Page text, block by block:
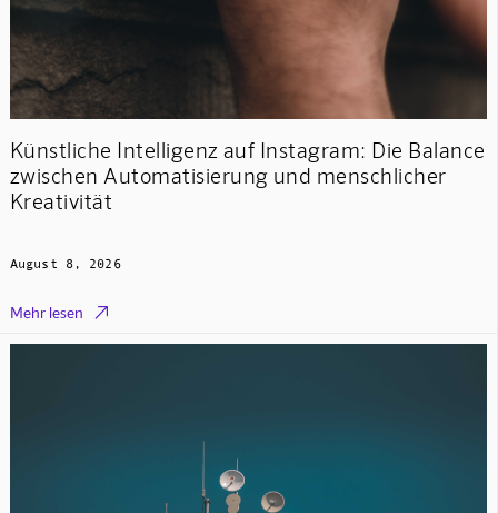
Künstliche Intelligenz auf Instagram: Die Balance
zwischen Automatisierung und menschlicher
Kreativität
August 8, 2026
Mehr lesen 